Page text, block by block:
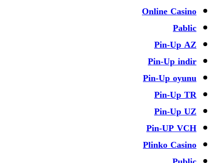
Online
Pin-Up
Pin-Up
Pin-Up
Pin-Up
Pin-Up
Pin-UP
Plinko